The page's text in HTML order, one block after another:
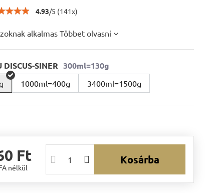
4.93/5 (141x)
alkalmasTöbbet olvasni
DISCUS-SINER
1000ml=400g 3400ml=1500g
Ft
nélkül
Kosárba